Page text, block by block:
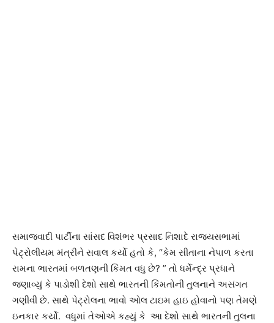
સમાજવાદી પાર્ટીના સાંસદ વિશંભર પ્રસાદ નિશાદે રાજ્યસભામાં
પેટ્રોલીયમ મંત્રીને સવાલ કર્યો હતો કે, “કેમ સીતાના નેપાળ કરતા
રામના ભારતમાં બળતણની કિંમત વધુ છે? ” તો ધર્મેન્દ્ર પ્રધાને
જણાવ્યું કે પાડોશી દેશો સાથે ભારતની કિંમતોની તુલનાને અસંગત
ગણીવી છે. સાથે પેટ્રોલના ભાવો ઓલ ટાઇમ હાઇ હોવાનો પણ તેમણે
ઇનકાર કર્યો. વધુમાં તેઓએ કહ્યું કે આ દેશો સાથે ભારતની તુલના